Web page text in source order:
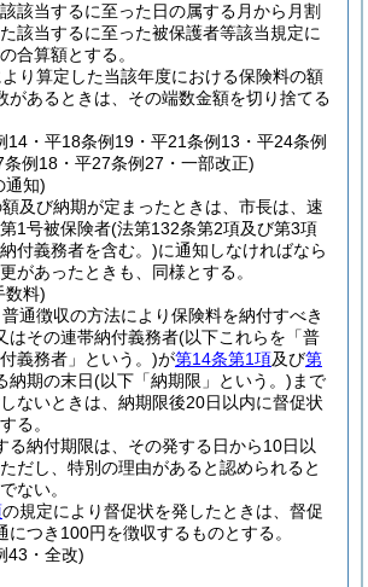
該当するに至った日の属する月から月割
該当するに至った被保護者等該当規定に
合算額とする。
り算定した当該年度における保険料の額
があるときは、その端数金額を切り捨てる
14・平18条例19・平21条例13・平24条例
条例18・平27条例27・一部改正)
通知)
及び納期が定まったときは、市長は、速
1号被保険者(法第132条第2項及び第3項
付義務者を含む。)に通知しなければなら
があったときも、同様とする。
数料)
通徴収の方法により保険料を納付すべき
はその連帯納付義務者(以下これらを「普
義務者」という。)が第14条第1項及び第
納期の末日(以下「納期限」という。) まで
ないときは、納期限後20日以内に督促状
る。
る納付期限は、その発する日から10日以
ただし、特別の理由があると認められると
ない。
の規定により督促状を発したときは、督促
につき100円を徴収するものとする。
43・全改)